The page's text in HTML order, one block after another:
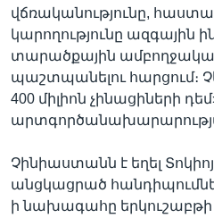
վճռականությունը,
կարողությունը ազգային
տարածքային
պաշտպանելու հարցում։
400 միլիոն չինացիների
Չինիաստանն է եղել
անցկացրած
ի նախագահը երկուշաբթի